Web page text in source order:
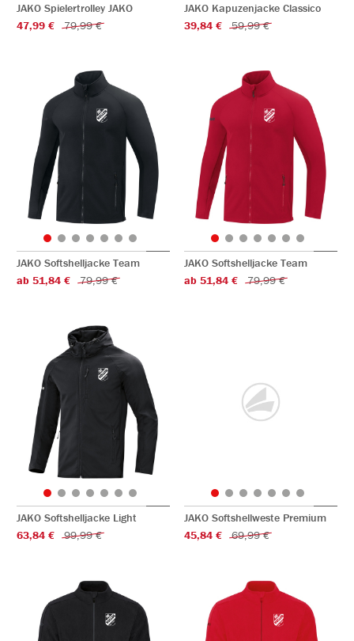
JAKO Spielertrolley JAKO
47,99 €
79,99 €
JAKO Kapuzenjacke Classico
39,84 €
59,99 €
JAKO Softshelljacke Team
ab 51,84 €
79,99 €
JAKO Softshelljacke Team
ab 51,84 €
79,99 €
JAKO Softshelljacke Light
63,84 €
99,99 €
JAKO Softshellweste Premium
45,84 €
69,99 €